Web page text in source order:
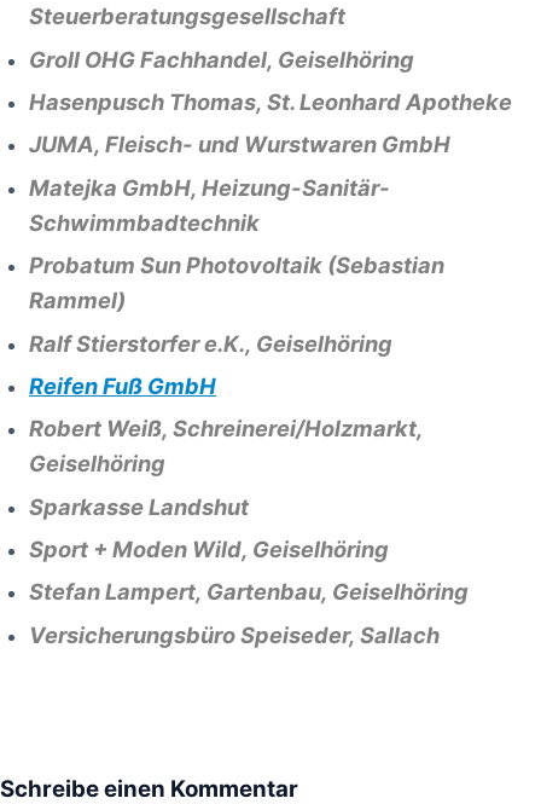
Steuerberatungsgesellschaft
Groll OHG Fachhandel, Geiselhöring
Hasenpusch Thomas, St. Leonhard Apotheke
JUMA, Fleisch- und Wurstwaren GmbH
Matejka GmbH, Heizung-Sanitär-
Schwimmbadtechnik
Probatum Sun Photovoltaik (Sebastian
Rammel)
Ralf Stierstorfer e.K., Geiselhöring
Reifen Fuß GmbH
Robert Weiß, Schreinerei/Holzmarkt,
Geiselhöring
Sparkasse Landshut
Sport + Moden Wild, Geiselhöring
Stefan Lampert, Gartenbau, Geiselhöring
Versicherungsbüro Speiseder, Sallach
Schreibe einen Kommentar